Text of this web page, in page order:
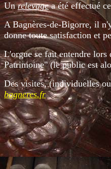
Unrelevagea été effectué
A Bagnères-de-Bigorre, il
donne toute satisfaction et
L'orgue se fait entendre lors
Patrimoine" (le public est
Des visites, (individuelles
bagneres.fr